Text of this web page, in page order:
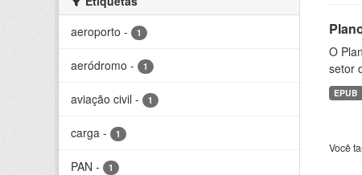
aeroporto - 1
aeródromo - 1
aviação civil - 1
carga - 1
PAN - 1
O
setor
EPUB
Você